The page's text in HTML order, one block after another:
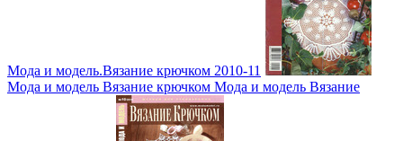
Мода и модель.Вязание крючком 2010-11
Мода и модель Вязание крючком Мода и модель Вязание